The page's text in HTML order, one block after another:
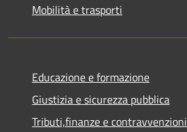
Mobilità e trasporti
Educazione e formazione
Giustizia e sicurezza pubblica
Tributi,finanze e contravvenzioni